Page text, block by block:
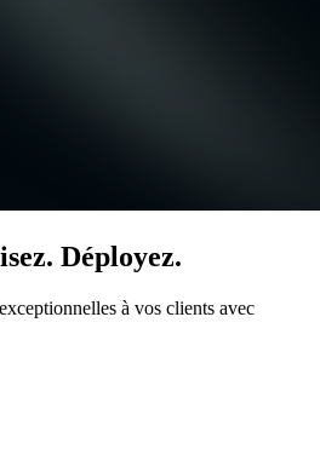
Déployez.
à vos clients avec